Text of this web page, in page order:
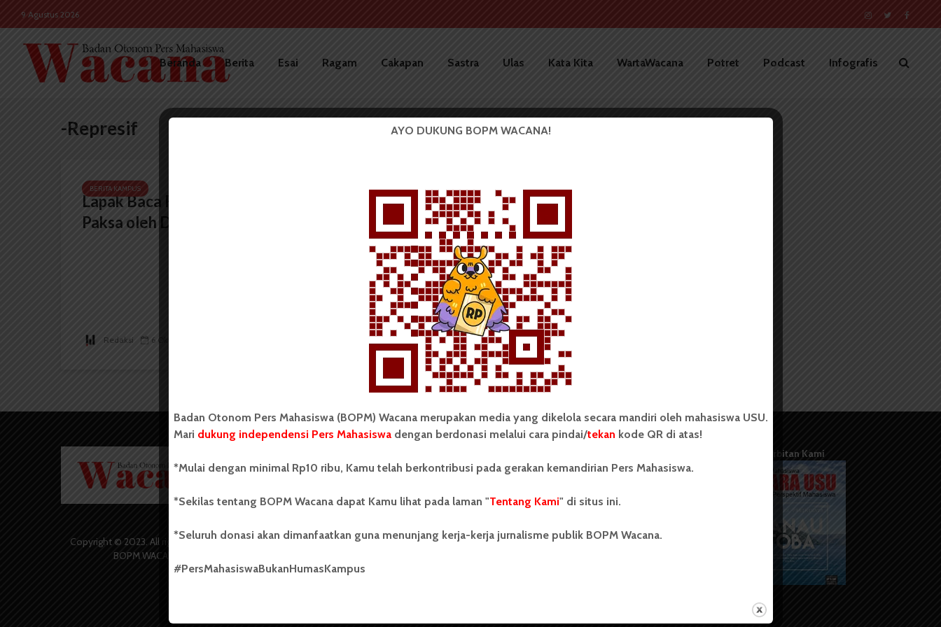
9 Agustus 2026
Beranda Berita Esai Ragam Cakapan Sastra Ulas Kata Kita WartaWacana Potret Podcast Infografis
-Represif
BERITA KAMPUS
Lapak Baca FIB di Bubarkan
Paksa oleh Dekanat
Redaksi 6 Oktober 2022
KBM USU Sampaikan Empat
Tuntutan
Redaksi 14 November 2014 2 menit waktu baca
Copyright © 2023. All rights reserved
BOPM WACANA.
Wacana merupakan pers mahasiswa
secara mandiri oleh mahasiswa
Universitas Sumatera Utara (USU).
salah satu Unit Kegiatan Mahasiswa
dengan nama Pers Mahasiswa SUARA
USU yang berdiri pada 1 Juli 1995.
Info Iklan
Pedoman Media Siber
Terbitan Kami
AYO DUKUNG BOPM WACANA!
Badan Otonom Pers Mahasiswa (BOPM) Wacana merupakan media yang dikelola secara mandiri oleh mahasiswa USU.
Mari dukung independensi Pers Mahasiswadengan berdonasi melalui cara pindai/tekan kode QR di atas!
*Mulai dengan minimal Rp10 ribu, Kamu telah berkontribusi pada gerakan kemandirian Pers Mahasiswa.
*Sekilas tentang BOPM Wacana dapat Kamu lihat pada laman "Tentang Kami" di situs ini.
*Seluruh donasi akan dimanfaatkan guna menunjang kerja-kerja jurnalisme publik BOPM Wacana.
#PersMahasiswaBukanHumasKampus